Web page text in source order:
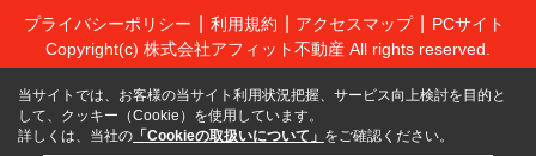
プライバシーポリシー 利用規約 アクセスマップ
PCサイト
Copyright(c) 株式会社アフィット不動産 All rights reserved.
当サイトでは、お客様の当サイト利用状況把握、サービス向上検討を目的と
して、クッキー（Cookie）を使用しています。
詳しくは、当社の 「Cookieの取扱いについて」 をご確認ください。